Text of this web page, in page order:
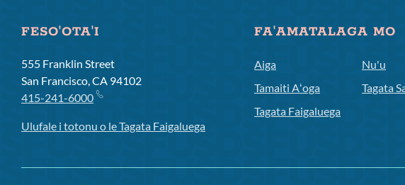
FESO'OTA'I
555 Franklin Street
San Francisco, CA 94102
415-241-6000
Ulufale i totonu o le Tagata Faigaluega
FA'AMATALAGA MO
Aiga
Tamaiti Aʻoga
Tagata Faigaluega
Nu'u
Tagata